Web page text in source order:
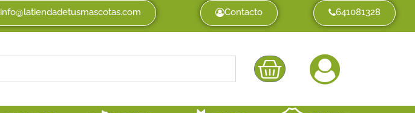
info@latiendadetusmascotas.com Contacto 641081328